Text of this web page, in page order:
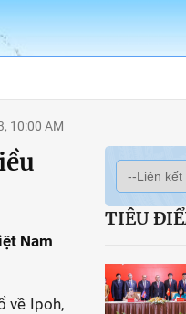
10:00 AM
Nam
về Ipoh,
TIÊU